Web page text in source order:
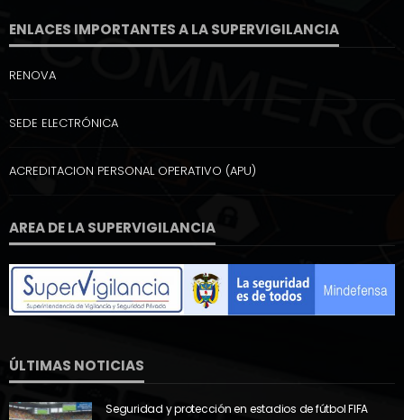
ENLACES IMPORTANTES A LA SUPERVIGILANCIA
RENOVA
SEDE ELECTRÓNICA
ACREDITACION PERSONAL OPERATIVO (APU)
AREA DE LA SUPERVIGILANCIA
ÚLTIMAS NOTICIAS
Seguridad y protección en estadios de fútbol FIFA